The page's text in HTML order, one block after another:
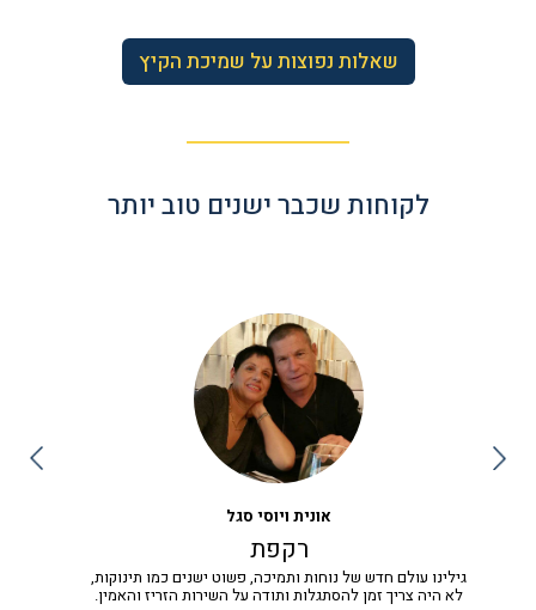
שאלות נפוצות על שמיכת הקיץ
לקוחות שכבר ישנים טוב יותר
אונית ויוסי סגל
רקפת
גילינו עולם חדש של נוחות ותמיכה, פשוט ישנים כמו תינוקות,
לא היה צריך זמן להסתגלות ותודה על השירות הזריז והאמין.